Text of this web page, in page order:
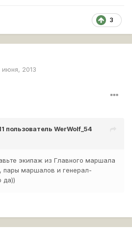
3
июня, 2013
пользователь WerWolf_54
экипаж из Главного маршала
пары маршалов и генерал-
да))